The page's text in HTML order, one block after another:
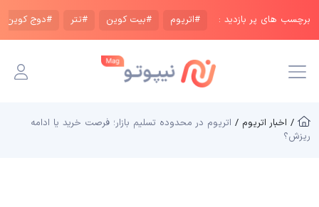
برچسب های پر بازدید : #اتریوم #بیت کوین #تتر #دوج کوین
/ اخبار اتریوم / اتریوم در محدوده تسلیم بازار؛ فرصت خرید یا ادامه
ریزش؟